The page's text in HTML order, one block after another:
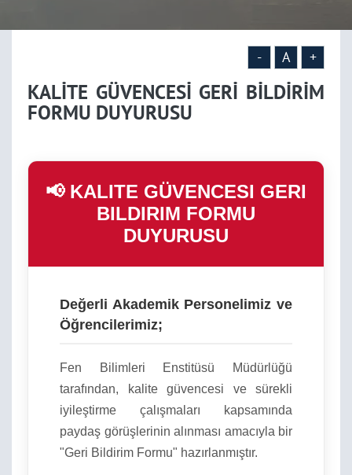
- A +
KALİTE GÜVENCESİ GERİ BİLDİRİM
FORMU DUYURUSU
📢 KALITE GÜVENCESI GERI
BILDIRIM FORMU
DUYURUSU
Değerli Akademik Personelimiz ve
Öğrencilerimiz;
Fen Bilimleri Enstitüsü Müdürlüğü
tarafından, kalite güvencesi ve sürekli
iyileştirme çalışmaları kapsamında
paydaş görüşlerinin alınması amacıyla bir
"Geri Bildirim Formu" hazırlanmıştır.